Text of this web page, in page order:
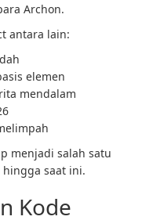
Archon.
antara lain:
elemen
mendalam
menjadi salah satu
saat ini.
Kode